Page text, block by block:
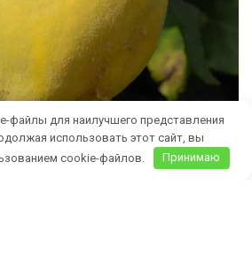
файлы для наилучшего представления
использовать этот сайт, вы
cookie-файлов.
Принимаю